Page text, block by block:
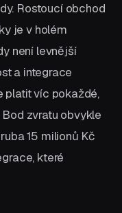
Rostoucí obchod
je v holém
není levnější
a integrace
platit víc pokaždé,
zvratu obvykle
15 milionů Kč
které